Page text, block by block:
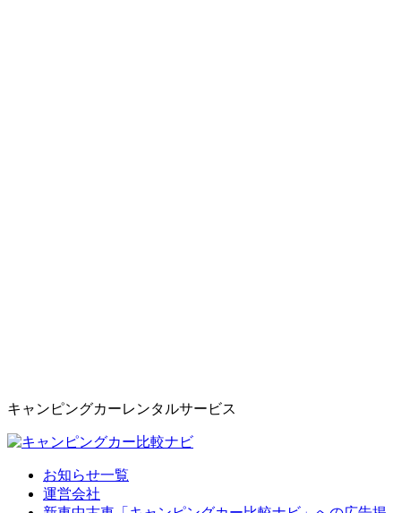
キャンピングカーレンタルサービス
お知らせ一覧
運営会社